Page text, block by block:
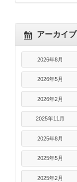
アーカイブ
2026年8月
2026年5月
2026年2月
2025年11月
2025年8月
2025年5月
2025年2月